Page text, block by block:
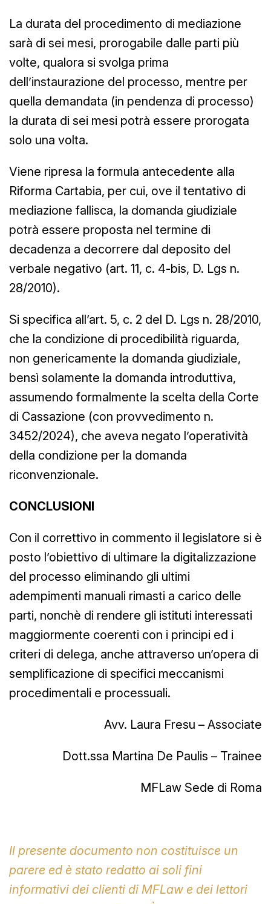
La durata del procedimento di mediazione
sarà di sei mesi, prorogabile dalle parti più
volte, qualora si svolga prima
dell’instaurazione del processo, mentre per
quella demandata (in pendenza di processo)
la durata di sei mesi potrà essere prorogata
solo una volta.
Viene ripresa la formula antecedente alla
Riforma Cartabia, per cui, ove il tentativo di
mediazione fallisca, la domanda giudiziale
potrà essere proposta nel termine di
decadenza a decorrere dal deposito del
verbale negativo (art. 11, c. 4-bis, D. Lgs n.
28/2010).
Si specifica all’art. 5, c. 2 del D. Lgs n. 28/2010,
che la condizione di procedibilità riguarda,
non genericamente la domanda giudiziale,
bensì solamente la domanda introduttiva,
assumendo formalmente la scelta della Corte
di Cassazione (con provvedimento n.
3452/2024), che aveva negato l’operatività
della condizione per la domanda
riconvenzionale.
CONCLUSIONI
Con il correttivo in commento il legislatore si è
posto l’obiettivo di ultimare la digitalizzazione
del processo eliminando gli ultimi
adempimenti manuali rimasti a carico delle
parti, nonchè di rendere gli istituti interessati
maggiormente coerenti con i principi ed i
criteri di delega, anche attraverso un’opera di
semplificazione di specifici meccanismi
procedimentali e processuali.
Avv. Laura Fresu – Associate
Dott.ssa Martina De Paulis – Trainee
MFLaw Sede di Roma
Il presente documento non costituisce un
parere ed è stato redatto ai soli fini
informativi dei clienti di MFLaw e dei lettori